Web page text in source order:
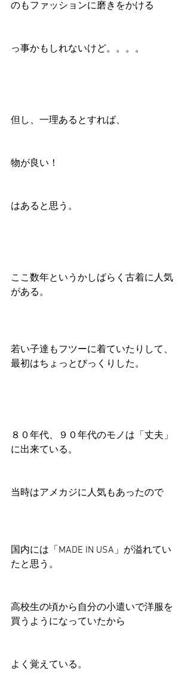
のもファッションに磨きをかける
っ事かもしれないけど。。。。
但し、一理あるとすれば、
物が良い！
はあると思う。
ここ数年というかしばらく古着に人気
がある。
若い子達もフツーに着ていたりして、
最初はちょっとびっくりした。
８０年代、９０年代のモノは「丈夫」
に出来ている。
当時はアメカジに人気もあったので
国内には「MADE IN USA」が溢れてい
たと思う。
高校生の頃から自分の小遣いで洋服を
買うようになっていたから
よく覚えている。